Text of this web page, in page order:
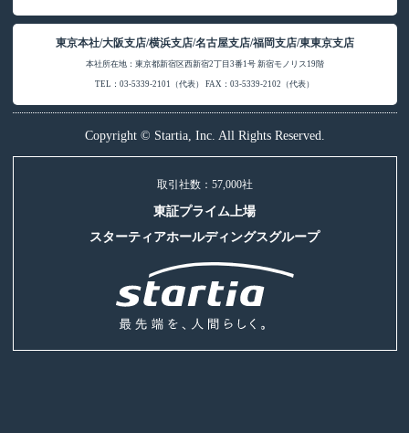
東京本社/大阪支店/横浜支店/名古屋支店/福岡支店/東東京支店
本社所在地：東京都新宿区西新宿2丁目3番1号 新宿モノリス19階
TEL：03-5339-2101（代表） FAX：03-5339-2102（代表）
Copyright © Startia, Inc. All Rights Reserved.
取引社数：57,000社
東証プライム上場
スターティアホールディングスグループ